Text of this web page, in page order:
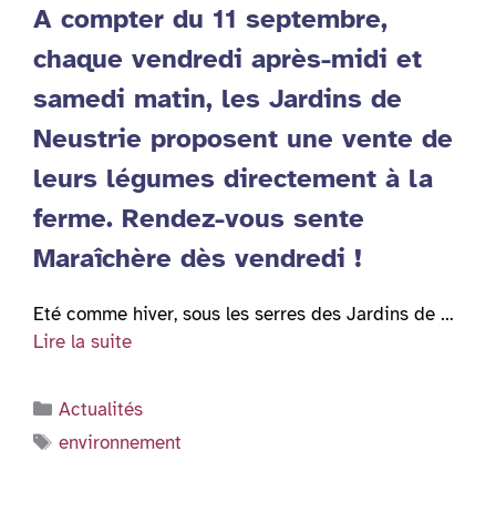
A compter du 11 septembre,
chaque vendredi après-midi et
samedi matin, les Jardins de
Neustrie proposent une vente de
leurs légumes directement à la
ferme. Rendez-vous sente
Maraîchère dès vendredi !
Eté comme hiver, sous les serres des Jardins de …
Lire la suite
Catégories
Actualités
Étiquettes
environnement